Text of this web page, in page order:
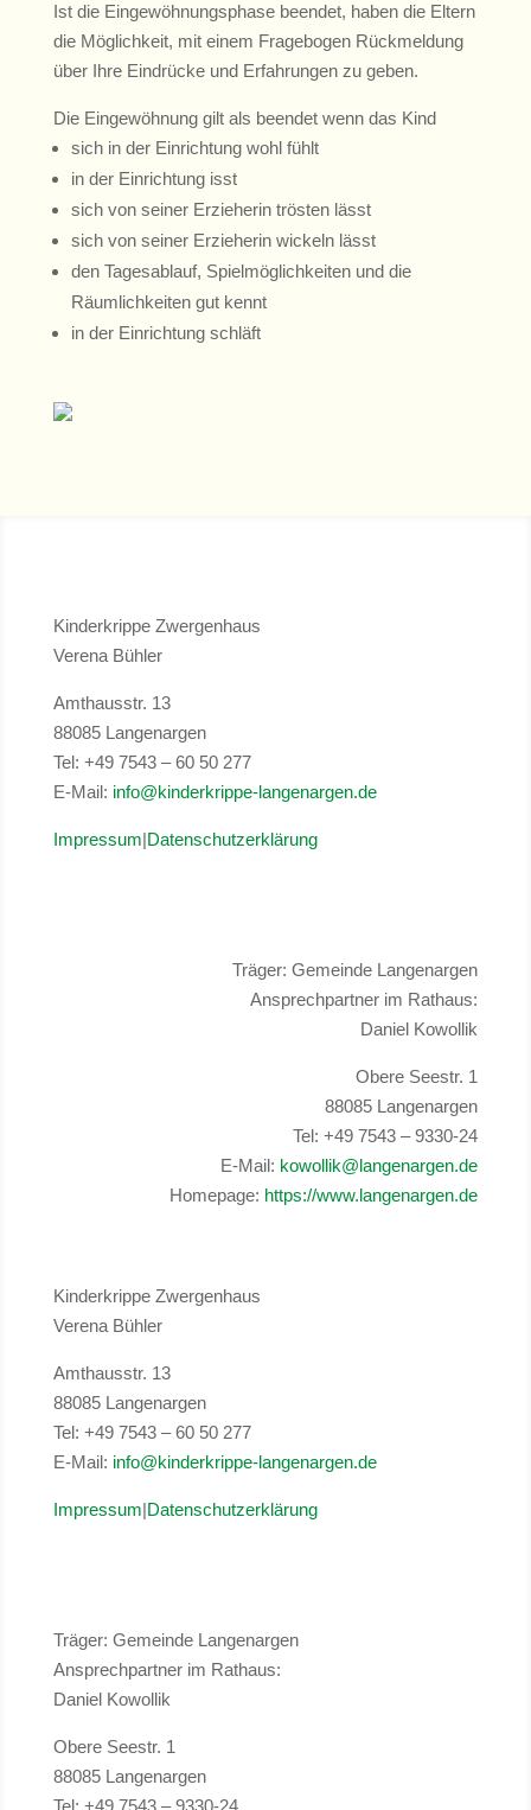
Ist die Eingewöhnungsphase beendet, haben die Eltern
die Möglichkeit, mit einem Fragebogen Rückmeldung
über Ihre Eindrücke und Erfahrungen zu geben.
Die Eingewöhnung gilt als beendet wenn das Kind
sich in der Einrichtung wohl fühlt
in der Einrichtung isst
sich von seiner Erzieherin trösten lässt
sich von seiner Erzieherin wickeln lässt
den Tagesablauf, Spielmöglichkeiten und die
Räumlichkeiten gut kennt
in der Einrichtung schläft
Kinderkrippe Zwergenhaus
Verena Bühler
Amthausstr. 13
88085 Langenargen
Tel: +49 7543 – 60 50 277
E-Mail: info@kinderkrippe-langenargen.de
Impressum|Datenschutzerklärung
Träger: Gemeinde Langenargen
Ansprechpartner im Rathaus:
Daniel Kowollik
Obere Seestr. 1
88085 Langenargen
Tel: +49 7543 – 9330-24
E-Mail: kowollik@langenargen.de
Homepage: https://www.langenargen.de
Kinderkrippe Zwergenhaus
Verena Bühler
Amthausstr. 13
88085 Langenargen
Tel: +49 7543 – 60 50 277
E-Mail: info@kinderkrippe-langenargen.de
Impressum|Datenschutzerklärung
Träger: Gemeinde Langenargen
Ansprechpartner im Rathaus:
Daniel Kowollik
Obere Seestr. 1
88085 Langenargen
Tel: +49 7543 – 9330-24